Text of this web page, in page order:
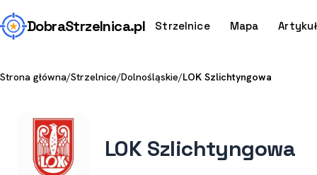
DobraStrzelnica.pl Strzelnice Mapa
Strona główna/Strzelnice/Dolnośląskie/LOK Szlichtyngowa
LOK Szlichtyngowa